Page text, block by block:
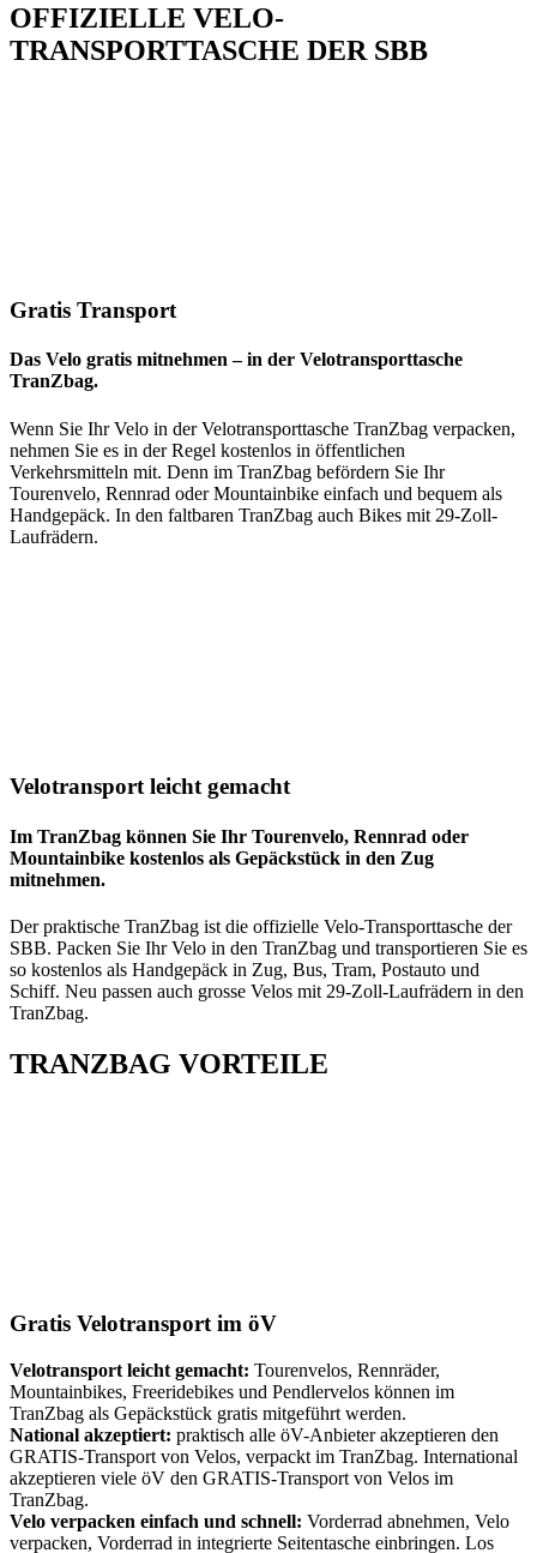
OFFIZIELLE VELO-
TRANSPORTTASCHE DER SBB
Gratis Transport
Das Velo gratis mitnehmen – in der Velotransporttasche
TranZbag.
Wenn Sie Ihr Velo in der Velotransporttasche TranZbag verpacken,
nehmen Sie es in der Regel kostenlos in öffentlichen
Verkehrsmitteln mit. Denn im TranZbag befördern Sie Ihr
Tourenvelo, Rennrad oder Mountainbike einfach und bequem als
Handgepäck. In den faltbaren TranZbag auch Bikes mit 29-Zoll-
Laufrädern.
Velotransport leicht gemacht
Im TranZbag können Sie Ihr Tourenvelo, Rennrad oder
Mountainbike kostenlos als Gepäckstück in den Zug
mitnehmen.
Der praktische TranZbag ist die offizielle Velo-Transporttasche der
SBB. Packen Sie Ihr Velo in den TranZbag und transportieren Sie es
so kostenlos als Handgepäck in Zug, Bus, Tram, Postauto und
Schiff. Neu passen auch grosse Velos mit 29-Zoll-Laufrädern in den
TranZbag.
TRANZBAG VORTEILE
Gratis Velotransport im öV
Velotransport leicht gemacht: Tourenvelos, Rennräder,
Mountainbikes, Freeridebikes und Pendlervelos können im
TranZbag als Gepäckstück gratis mitgeführt werden.
National akzeptiert: praktisch alle öV-Anbieter akzeptieren den
GRATIS-Transport von Velos, verpackt im TranZbag. International
akzeptieren viele öV den GRATIS-Transport von Velos im
TranZbag.
Velo verpacken einfach und schnell: Vorderrad abnehmen, Velo
verpacken, Vorderrad in integrierte Seitentasche einbringen. Los